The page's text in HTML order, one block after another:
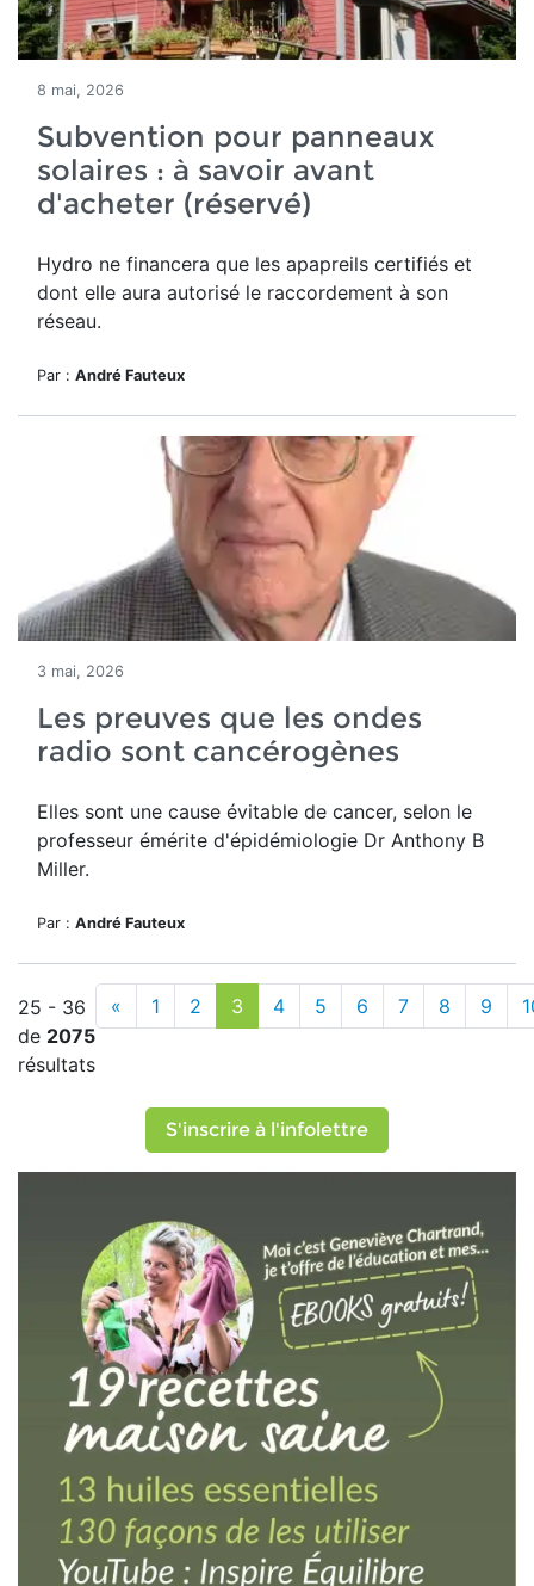
8 mai, 2026
Subvention pour panneaux
solaires : à savoir avant
d'acheter (réservé)
Hydro ne financera que les apapreils certifiés et
dont elle aura autorisé le raccordement à son
réseau.
Par : André Fauteux
3 mai, 2026
Les preuves que les ondes
radio sont cancérogènes
Elles sont une cause évitable de cancer, selon le
professeur émérite d'épidémiologie Dr Anthony B
Miller.
Par : André Fauteux
25 - 36
de 2075
résultats
« 1 2 3 4 5 6 7 8 9
S'inscrire à l'infolettre